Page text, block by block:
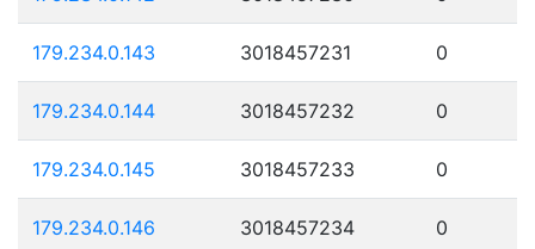
179.234.0.143 3018457231 0
179.234.0.144 3018457232 0
179.234.0.145 3018457233 0
179.234.0.146 3018457234 0